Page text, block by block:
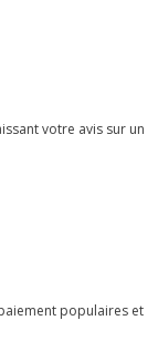
votre avis sur un
populaires et